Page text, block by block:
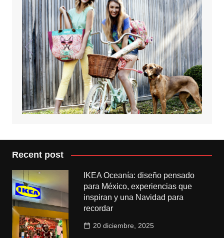
Recent post
IKEA Oceanía: diseño pensado
para México, experiencias que
inspiran y una Navidad para
recordar
20 diciembre, 2025